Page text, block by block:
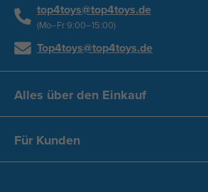
top4toys@top4toys.de
(Mo–Fr 9:00–15:00)
Top4toys@top4toys.de
Alles über den Einkauf
Für Kunden